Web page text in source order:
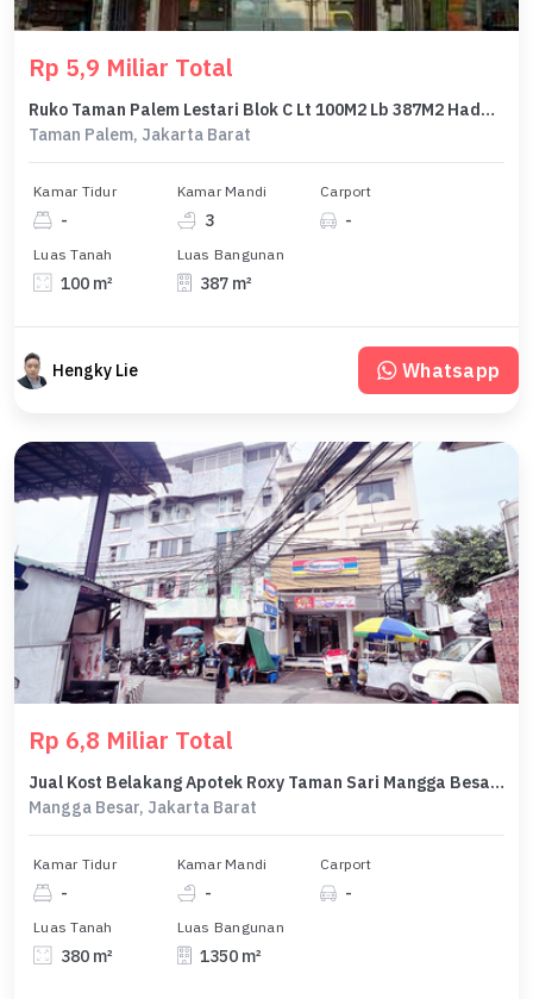
Rp 5,9 Miliar Total
Ruko Taman Palem Lestari Blok C Lt 100M2 Lb 387M2 Hadap Utara Jakarta Barat
Taman Palem, Jakarta Barat
Kamar Tidur
-
Kamar Mandi
3
Carport
-
Luas Tanah
100 m²
Luas Bangunan
387 m²
Hengky Lie Whatsapp
Rp 6,8 Miliar Total
Jual Kost Belakang Apotek Roxy Taman Sari Mangga Besar 60 Kamar 450 M2 5 Lantai Via Lelang
Mangga Besar, Jakarta Barat
Kamar Tidur
-
Kamar Mandi
-
Carport
-
Luas Tanah
380 m²
Luas Bangunan
1350 m²